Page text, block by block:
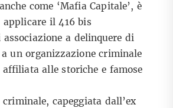
come ‘Mafia Capitale’, è
il 416 bis
a delinquere di
un organizzazione criminale
alle storiche e famose
capeggiata dall’ex